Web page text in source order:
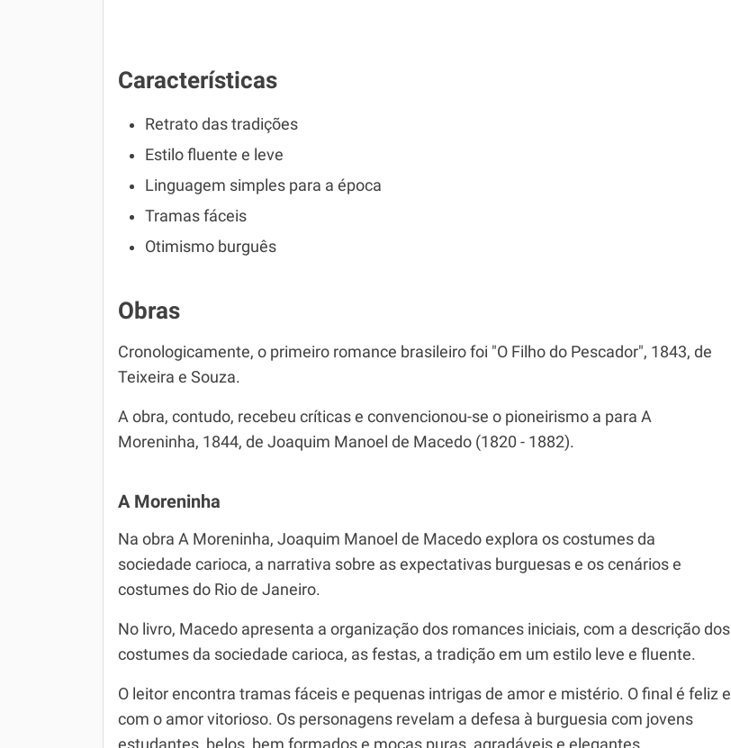
Características
Retrato das tradições
Estilo fluente e leve
Linguagem simples para a época
Tramas fáceis
Otimismo burguês
Obras
Cronologicamente, o primeiro romance brasileiro foi "O Filho do Pescador", 1843, de
Teixeira e Souza.
A obra, contudo, recebeu críticas e convencionou-se o pioneirismo a para A
Moreninha, 1844, de Joaquim Manoel de Macedo (1820 - 1882).
A Moreninha
Na obra A Moreninha, Joaquim Manoel de Macedo explora os costumes da
sociedade carioca, a narrativa sobre as expectativas burguesas e os cenários e
costumes do Rio de Janeiro.
No livro, Macedo apresenta a organização dos romances iniciais, com a descrição dos
costumes da sociedade carioca, as festas, a tradição em um estilo leve e fluente.
O leitor encontra tramas fáceis e pequenas intrigas de amor e mistério. O final é feliz e
com o amor vitorioso. Os personagens revelam a defesa à burguesia com jovens
estudantes, belos, bem formados e moças puras, agradáveis e elegantes.